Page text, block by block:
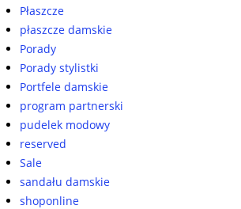
Płaszcze
płaszcze damskie
Porady
Porady stylistki
Portfele damskie
program partnerski
pudelek modowy
reserved
Sale
sandału damskie
shoponline